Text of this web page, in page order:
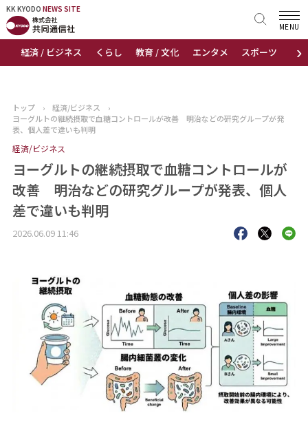
KK KYODO NEWS SITE
›
経済 / ビジネス くらし 教育 / 文化 エンタメ スポーツ 地域
MENU
KK KYODONEWS SITE
トップページ
ニュース
おすすめコンテンツ
出版物
会社概要
トップ › 経済/ビジネス
›
ヨーグルトの継続摂取で血糖コントロールが改善 明治などの研究グループが発
表、個人差で違いも判明
経済/ビジネス
ヨーグルトの継続摂取で血糖コントロールが
改善 明治などの研究グループが発表、個人
差で違いも判明
2026.06.09 11:46